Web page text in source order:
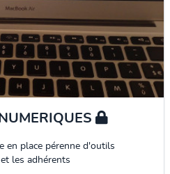
en place pérenne d'outils
les adhérents